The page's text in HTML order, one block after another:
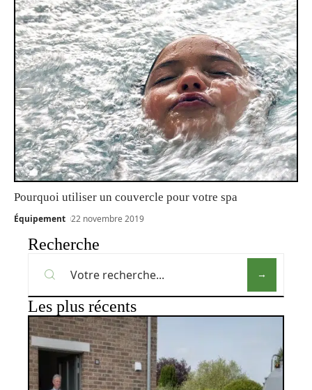
Pourquoi utiliser un couvercle pour votre spa
Équipement 22 novembre 2019
Recherche
Les plus récents